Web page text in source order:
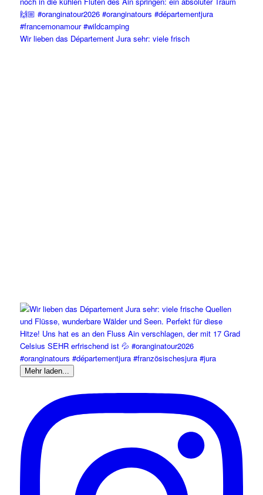
Wir lieben das Département Jura sehr: viele frisch
Mehr laden...